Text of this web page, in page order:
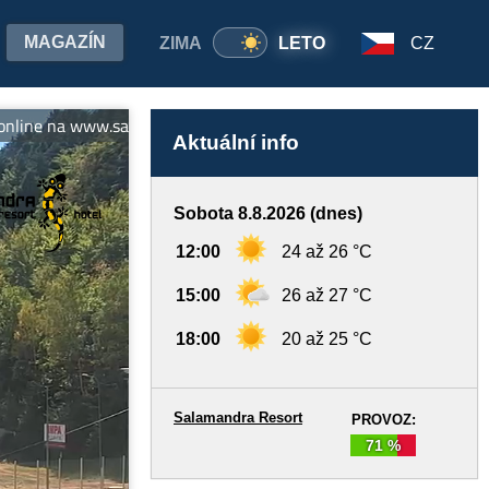
ZIMA LETO
MAGAZÍN CZ
Predpredaj sezónnych skipasov:
Aktuální info
Sobota 8.8.2026 (dnes)
12:00 24 až 26 °C
15:00 26 až 27 °C
18:00 20 až 25 °C
PROVOZ:
71 %
Salamandra Resort